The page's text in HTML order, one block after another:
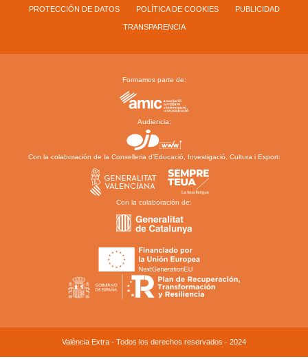
PROTECCIÓN DE DATOS POLÍTICA DE COOKIES PUBLICIDAD
TRANSPARENCIA
Formamos parte de:
Audiencia:
Con la colaboración de la Conselleria d’Educació, Investigació, Cultura i Esport:
Con la colaboración de:
València Extra - Todos los derechos reservados - 2024